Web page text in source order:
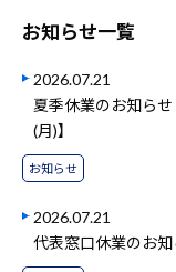
お知らせ一覧
2026.07.21
夏季休業のお知ら
(月)】
お知らせ
2026.07.21
代表窓口休業のお